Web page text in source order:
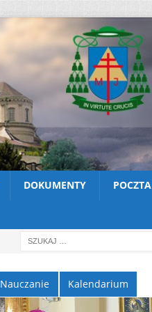
DOKUMENTY POCZTA
Nauczanie Kalendarium